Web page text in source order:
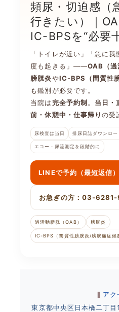
頻尿・切迫感（
行きたい）｜
IC-BPSを“必要
「トイレが近い」「急に
度も起きる」――OAB（過
膀胱炎やIC-BPS（間質性
も鑑別が必要です。
当院は完全予約制 。 当日・
前・休憩中・仕事帰りの受
尿検査は当日 排尿日誌ダウンロー
エコー・尿流測定を段階的に
LINEで予約（最短返信）
お急ぎの方：03-
過活動膀胱（OAB） 膀胱炎
IC-BPS（間質性膀胱炎/膀胱痛症候
アク
東京都中央区日本橋二丁